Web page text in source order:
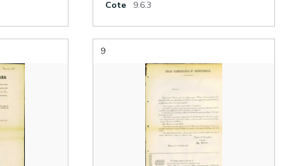
Cote
9.6.3
9